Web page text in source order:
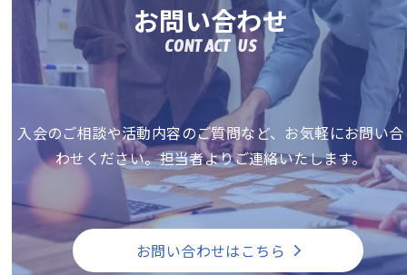
お問い合わせ
CONTACT US
入会のご相談や活動内容のご質問など、お気軽にお問い合
わせください。担当者よりご連絡いたします。
お問い合わせはこちら